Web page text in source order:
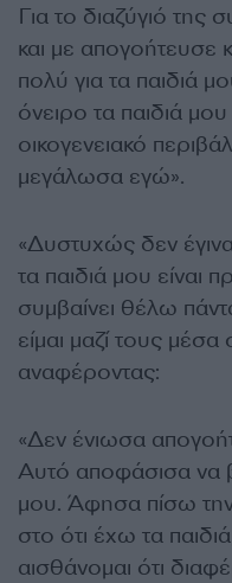
Για το διαζύγιό
και με απογοήτευσε
πολύ για τα παιδιά
όνειρο τα παιδιά
οικογενειακό
μεγάλωσα εγώ».
«Δυστυχώς δεν
τα παιδιά μου είναι
συμβαίνει θέλω
είμαι μαζί τους μέσα
αναφέροντας:
«Δεν ένιωσα
Αυτό αποφάσισα να
μου. Άφησα πίσω
στο ότι έχω τα
αισθάνομαι ότι